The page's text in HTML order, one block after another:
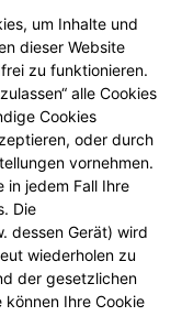
um Inhalte und
dieser Website
zu funktionieren.
alle Cookies
Cookies
oder durch
vornehmen.
in jedem Fall Ihre
Die
dessen Gerät) wird
wiederholen zu
der gesetzlichen
Ihre Cookie